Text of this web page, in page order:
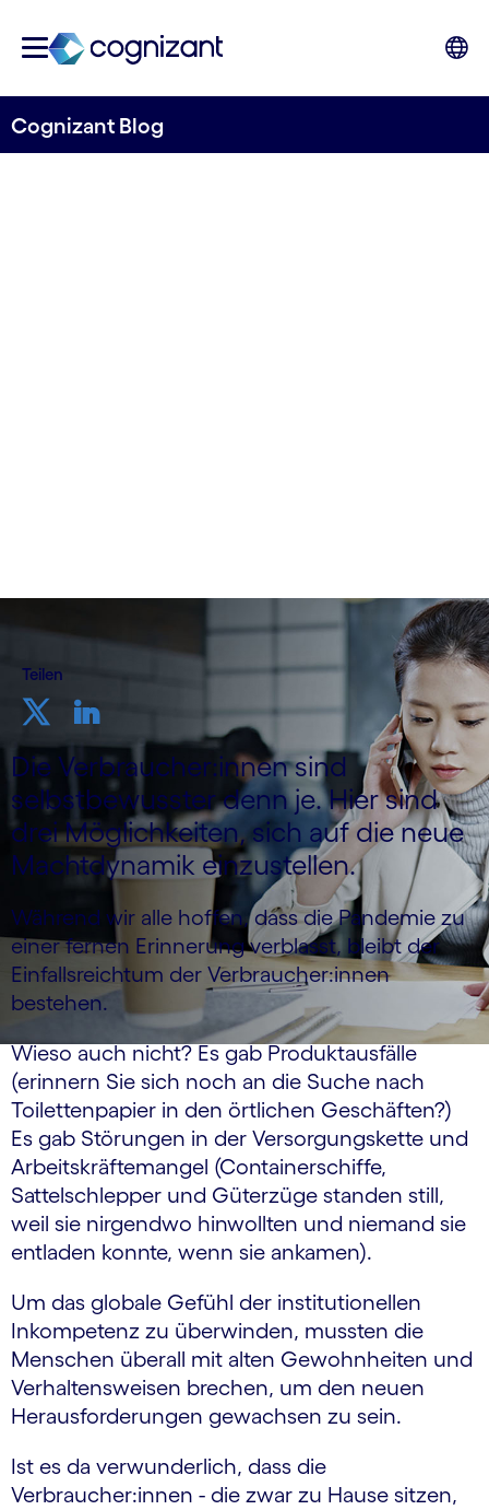
Cognizant Blog
Teilen
Die Verbraucher:innen sind
selbstbewusster denn je. Hier sind
drei Möglichkeiten, sich auf die neue
Machtdynamik einzustellen.
Während wir alle hoffen, dass die Pandemie zu
einer fernen Erinnerung verblasst, bleibt der
Einfallsreichtum der Verbraucher:innen
bestehen.
Wieso auch nicht? Es gab Produktausfälle
(erinnern Sie sich noch an die Suche nach
Toilettenpapier in den örtlichen Geschäften?)
Es gab Störungen in der Versorgungskette und
Arbeitskräftemangel (Containerschiffe,
Sattelschlepper und Güterzüge standen still,
weil sie nirgendwo hinwollten und niemand sie
entladen konnte, wenn sie ankamen).
Um das globale Gefühl der institutionellen
Inkompetenz zu überwinden, mussten die
Menschen überall mit alten Gewohnheiten und
Verhaltensweisen brechen, um den neuen
Herausforderungen gewachsen zu sein.
Ist es da verwunderlich, dass die
Verbraucher:innen - die zwar zu Hause sitzen,